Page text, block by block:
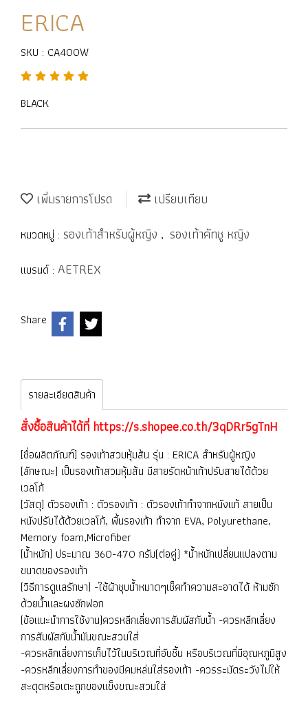
ERICA
SKU : CA400W
BLACK
เพิ่มรายการโปรด เปรียบเทียบ
หมวดหมู่ : รองเท้าสำหรับผู้หญิง , รองเท้าคัทชู หญิง
แบรนด์ : AETREX
Share
รายละเอียดสินค้า
สั่งซื้อสินค้าได้ที่ https://s.shopee.co.th/3qDRr5gTnH
[ชื่อผลิตภัณฑ์] รองเท้าสวมหุ้มส้น รุ่น : ERICA สำหรับผู้หญิง
[ลักษณะ] เป็นรองเท้าสวมหุ้มส้น มีสายรัดหน้าเท้าปรับสายได้ด้วย
เวลโก้
[วัสดุ] ตัวรองเท้า : ตัวรองเท้า : ตัวรองเท้าทำจากหนังแท้ สายเป็น
หนังปรับได้ด้วยเวลโก้, พื้นรองเท้า ทำจาก EVA, Polyurethane,
Memory foam,Microfiber
[น้ำหนัก] ประมาณ 360-470 กรัม(ต่อคู่) *น้ำหนักเปลี่ยนแปลงตาม
ขนาดของรองเท้า
[วิธีการดูแลรักษา] -ใช้ผ้าชุบน้ำหมาดๆเช็คทำความสะอาดได้ ห้ามซัก
ด้วยน้ำและผงซักฟอก
[ข้อแนะนำการใช้งาน]ควรหลีกเลี่ยงการสัมผัสกับน้ำ -ควรหลีกเลี่ยง
การสัมผัสกับน้ำมันขณะสวมใส่
-ควรหลีกเลี่ยงการเก็บไว้ในบริเวณที่อับชื้น หรือบริเวณที่มีอุณหภูมิสูง
-ควรหลีกเลี่ยงการทำของมีคมหล่นใส่รองเท้า -ควรระมัดระวังไม่ให้
สะดุดหรือเตะถูกของแข็งขณะสวมใส่